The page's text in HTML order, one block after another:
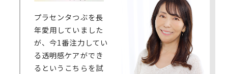
プラセンタつぶを長
年愛用していました
が、今1番注力してい
る透明感ケアができ
るというこちらを試